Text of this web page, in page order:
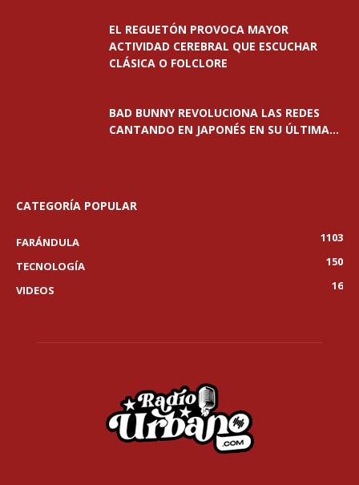
EL REGUETÓN PROVOCA MAYOR
ACTIVIDAD CEREBRAL QUE ESCUCHAR
CLÁSICA O FOLCLORE
BAD BUNNY REVOLUCIONA LAS REDES
CANTANDO EN JAPONÉS EN SU ÚLTIMA...
CATEGORÍA POPULAR
FARÁNDULA
1103
TECNOLOGÍA
150
VIDEOS
16